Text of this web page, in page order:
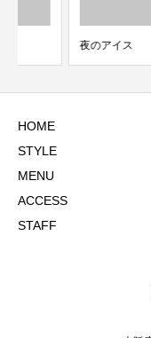
夜のアイス
HOME
STYLE
MENU
ACCESS
STAFF